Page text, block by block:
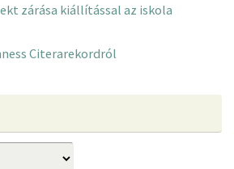
zárása kiállítással az iskola
Citerarekordról